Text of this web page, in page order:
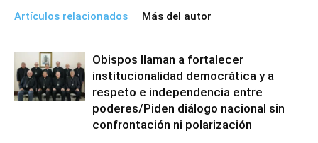
Artículos relacionados Más del autor
Obispos llaman a fortalecer
institucionalidad democrática y a
respeto e independencia entre
poderes/Piden diálogo nacional sin
confrontación ni polarización